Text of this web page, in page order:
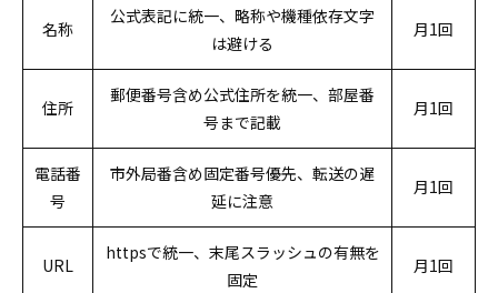
名称
公式表記に統一、略称や機種依存文字
は避ける
月1回
住所
郵便番号含め公式住所を統一、部屋番
号まで記載
月1回
電話番
号
市外局番含め固定番号優先、転送の遅
延に注意
月1回
URL
httpsで統一、末尾スラッシュの有無を
固定
月1回